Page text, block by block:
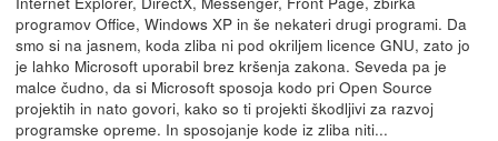
programov Office, Windows XP in še nekateri drugi programi. Da
smo si na jasnem, koda zliba ni pod okriljem licence GNU, zato jo
je lahko Microsoft uporabil brez kršenja zakona. Seveda pa je
malce čudno, da si Microsoft sposoja kodo pri Open Source
projektih in nato govori, kako so ti projekti škodljivi za razvoj
programske opreme. In sposojanje kode iz zliba niti...